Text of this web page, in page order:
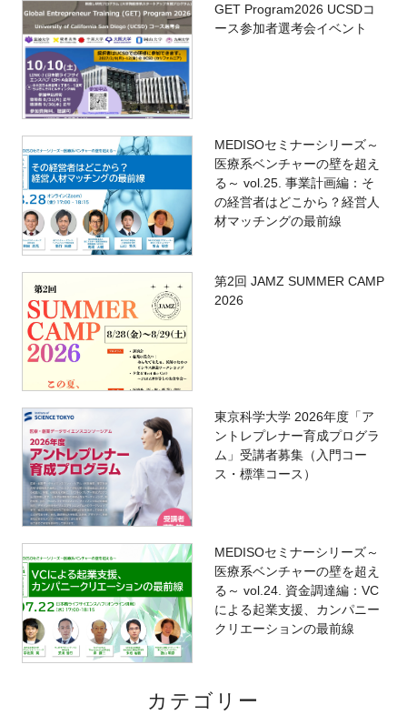
GET Program2026 UCSDコ
ース参加者選考会イベント
MEDISOセミナーシリーズ～
医療系ベンチャーの壁を超え
る～ vol.25. 事業計画編：そ
の経営者はどこから？経営人
材マッチングの最前線
第2回 JAMZ SUMMER CAMP
2026
東京科学大学 2026年度「ア
ントレプレナー育成プログラ
ム」受講者募集（入門コー
ス・標準コース）
MEDISOセミナーシリーズ～
医療系ベンチャーの壁を超え
る～ vol.24. 資金調達編：VC
による起業支援、カンパニー
クリエーションの最前線
カテゴリー